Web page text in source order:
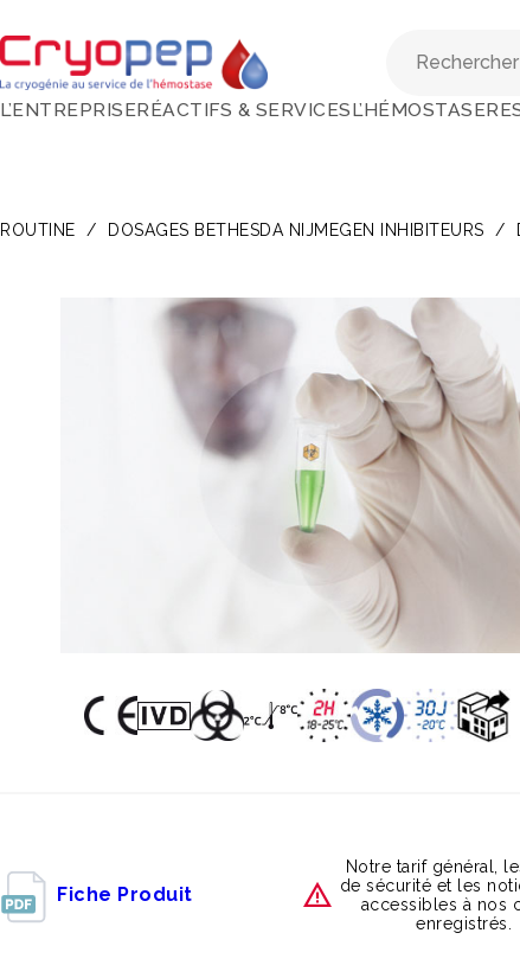
L’ENTREPRISERÉACTIFS & SERVICESL’HÉMOSTASE
ROUTINE / DOSAGES BETHESDA NIJMEGEN INHIBITEURS /
Fiche Produit
Notre tarif général,
de sécurité et les
accessibles à nos
enregistrés.